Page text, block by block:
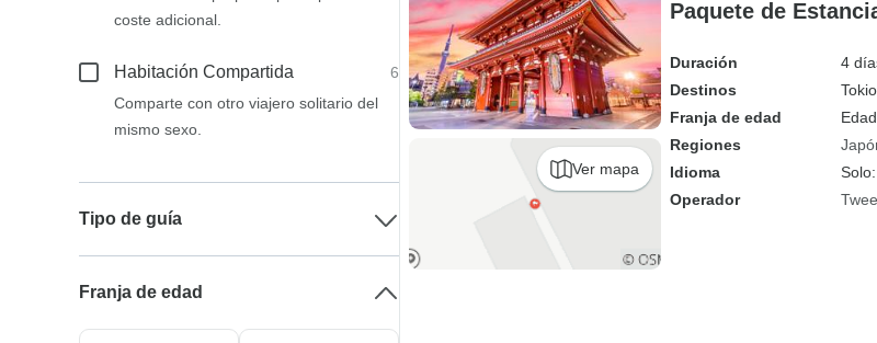
Ver mapa
Paquete de
Duración
4
Destinos
Tokio
Franja de edad
Regiones
Idioma
Operador
coste adicional.
Habitación Compartida
6
Comparte con otro viajero solitario del
mismo sexo.
Tipo de guía
Franja de edad